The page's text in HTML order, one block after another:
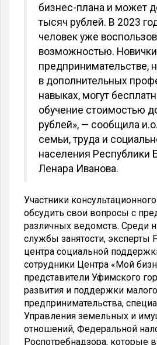
бизнес-плана и может
тысяч рублей. В 2023
человек уже
возможностью.
предпринимательстве,
в дополнительных
навыках, могут
обучение стоимостью
рублей», — сообщила
семьи, труда и
населения Республики
Ленара Иванова.
Участники
обсудить свои вопросы с
различных ведомств. Среди
службы занятости, эксперты
центра социальной
сотрудники Центра «Мой
представители Уфимского
развития и поддержки малого
предпринимательства,
Управления земельных и
отношений, Федеральной
Роспотребнадзора, которые